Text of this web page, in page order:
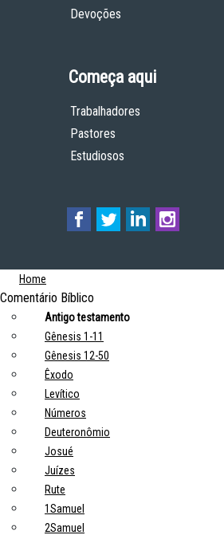
Devoções
Começa aqui
Trabalhadores
Pastores
Estudiosos
Home
Comentário Bíblico
Antigo testamento
Gênesis 1-11
Gênesis 12-50
Êxodo
Levítico
Números
Deuteronômio
Josué
Juízes
Rute
1Samuel
2Samuel